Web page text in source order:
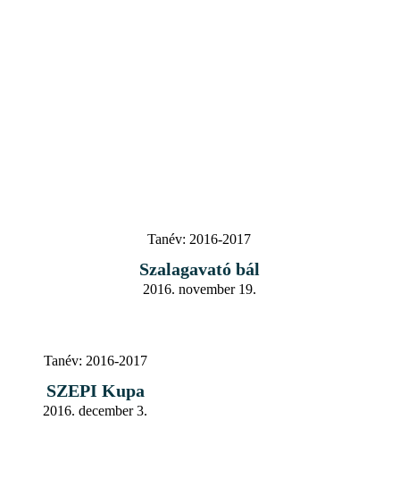
Tanév: 2016-2017
Szalagavató bál
2016. november 19.
Tanév: 2016-2017
SZEPI Kupa
2016. december 3.